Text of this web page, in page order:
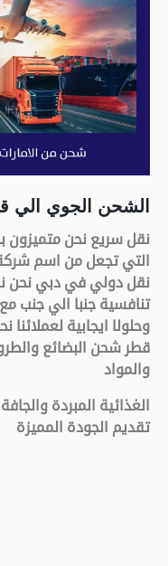
الشحن الجوي الي
نقل سريع نحن متميزون
التي تجعل من اسم
نقل دولي في دبي نحن
تنافسية جنبا الي جنب
وحلولا ايجابية
قطر شحن البضائع
والمواد
الغذائية المبردة
تقديم الجودة المميزة